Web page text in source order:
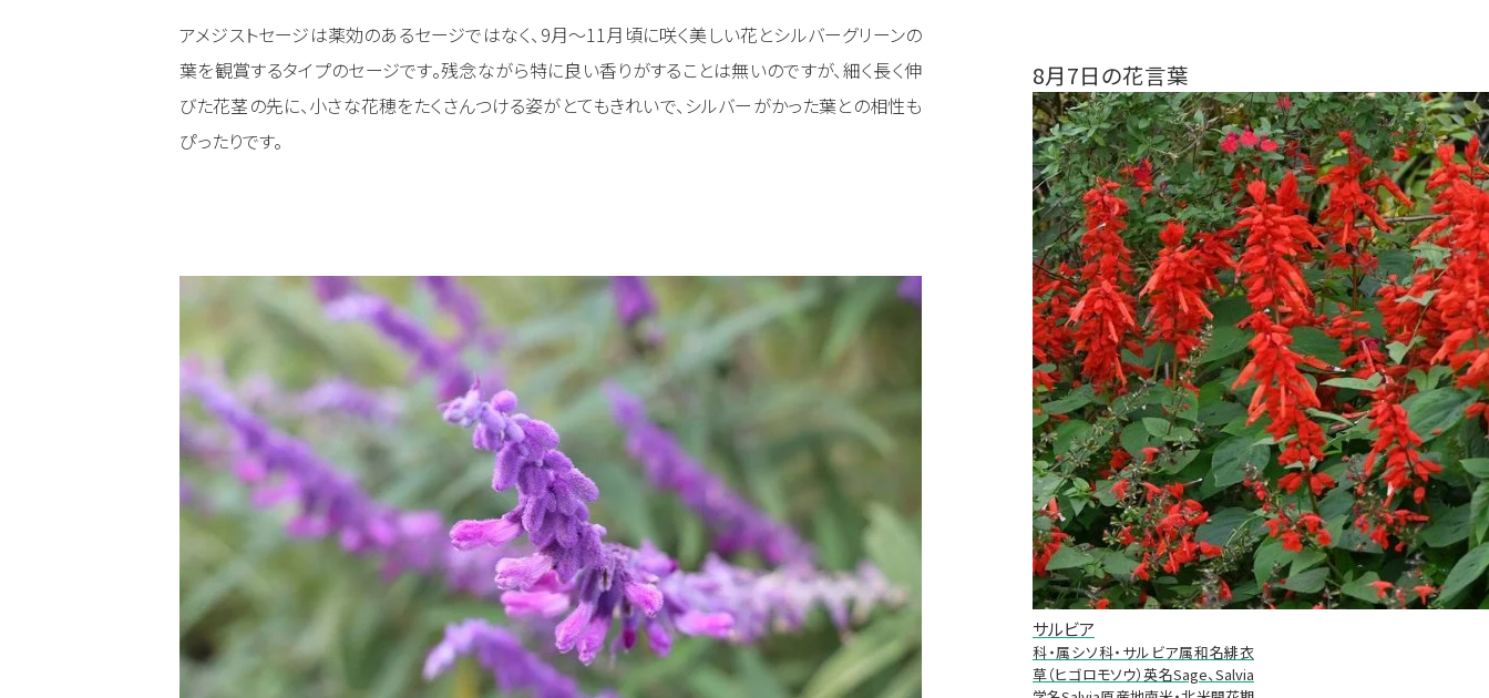
アメジストセージは薬効のあるセージではなく、9月～11月頃に咲く美しい花とシルバーグリーンの
葉を観賞するタイプのセージです。残念ながら特に良い香りがすることは無いのですが、細く長く伸
びた花茎の先に、小さな花穂をたくさんつける姿がとてもきれいで、シルバーがかった葉との相性も
ぴったりです。
8月7日の花言葉
サルビア
科・属シソ科・サルビア属和名緋衣
草（ヒゴロモソウ）英名Sage、Salvia